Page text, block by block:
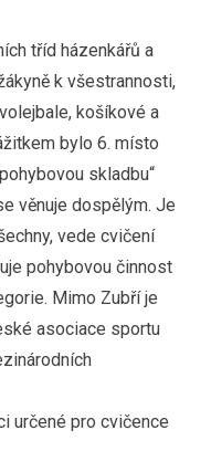
tříd házenkářů a
k všestrannosti,
košíkové a
bylo 6. místo
skladbu“
věnuje dospělým. Je
vede cvičení
pohybovou činnost
Mimo Zubří je
asociace sportu
určené pro cvičence